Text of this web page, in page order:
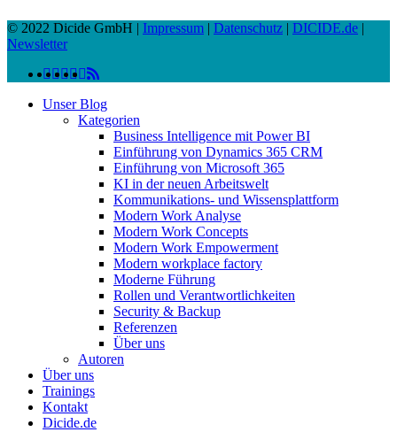
© 2022 Dicide GmbH | Impressum | Datenschutz | DICIDE.de |
Newsletter
twitter
facebook
linkedinyoutube
RSS
instagram
spotify
vk
Close
Unser Blog
Kategorien
Business Intelligence mit Power BI
Einführung von Dynamics 365 CRM
Einführung von Microsoft 365
KI in der neuen Arbeitswelt
Kommunikations- und Wissensplattform
Modern Work Analyse
Modern Work Concepts
Modern Work Empowerment
Modern workplace factory
Moderne Führung
Rollen und Verantwortlichkeiten
Security & Backup
Referenzen
Über uns
Autoren
Über uns
Trainings
Kontakt
Dicide.de